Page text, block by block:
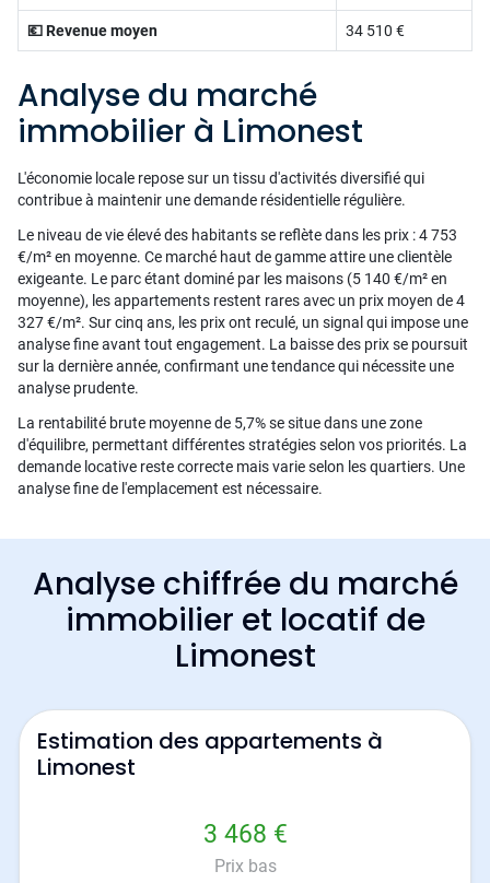
💶 Revenue moyen 34 510 €
Analyse du marché
immobilier à Limonest
L'économie locale repose sur un tissu d'activités diversifié qui
contribue à maintenir une demande résidentielle régulière.
Le niveau de vie élevé des habitants se reflète dans les prix : 4 753
€/m² en moyenne. Ce marché haut de gamme attire une clientèle
exigeante. Le parc étant dominé par les maisons (5 140 €/m² en
moyenne), les appartements restent rares avec un prix moyen de 4
327 €/m². Sur cinq ans, les prix ont reculé, un signal qui impose une
analyse fine avant tout engagement. La baisse des prix se poursuit
sur la dernière année, confirmant une tendance qui nécessite une
analyse prudente.
La rentabilité brute moyenne de 5,7% se situe dans une zone
d'équilibre, permettant différentes stratégies selon vos priorités. La
demande locative reste correcte mais varie selon les quartiers. Une
analyse fine de l'emplacement est nécessaire.
Analyse chiffrée du marché
immobilier et locatif de
Limonest
Estimation des appartements à
Limonest
3 468 €
Prix bas